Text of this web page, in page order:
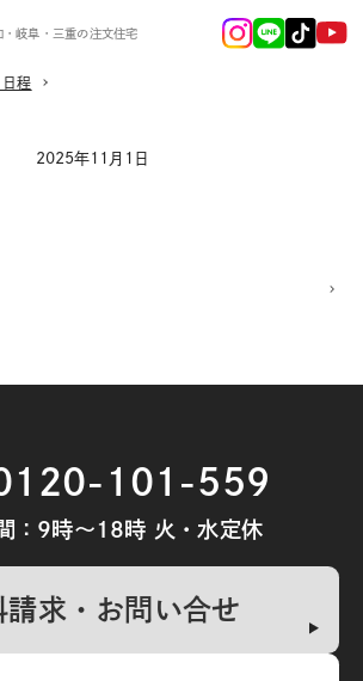
・岐阜・三重の注文住宅
日程
2025年11月1日
101-559
：9時～18時 火・水定休
請求・お問い合せ